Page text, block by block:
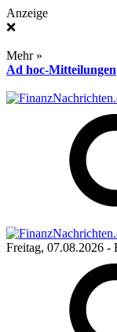
Anzeige
❌
Mehr »
Ad hoc-Mitteilungen
Freitag, 07.08.2026 -